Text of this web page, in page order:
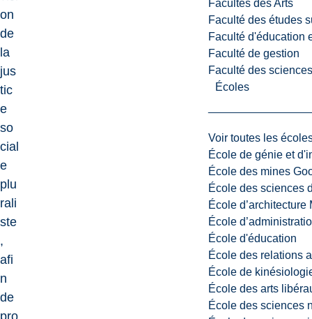
Facultés des Arts
Faculté des études
Faculté d'éducation
Faculté de gestion
Faculté des
Écoles
Voir toutes les
École de génie et
École des mines
École des sciences
École d’architecture
École
École d'éducation
École des relations
École de
École des arts
École des sciences
on
de
la
jus
tic
e
so
cial
e
plu
rali
ste
,
afi
n
de
pro